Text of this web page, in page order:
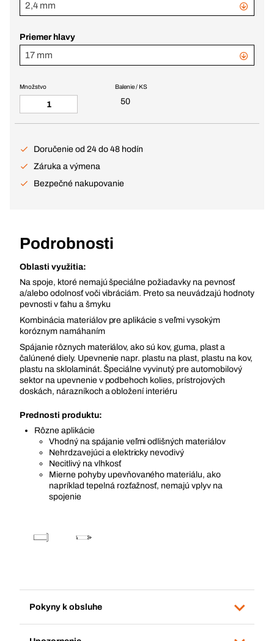
2,4 mm
Priemer hlavy
17 mm
Balenie / KS
50
Množstvo
Doručenie od 24 do 48 hodín
Záruka a výmena
Bezpečné nakupovanie
Podrobnosti
Oblasti využitia:
Na spoje, ktoré nemajú špeciálne požiadavky na pevnosť
a/alebo odolnosť voči vibráciám. Preto sa neuvádzajú hodnoty
pevnosti v ťahu a šmyku
Kombinácia materiálov pre aplikácie s veľmi vysokým
koróznym namáhaním
Spájanie rôznych materiálov, ako sú kov, guma, plast a
čalúnené diely. Upevnenie napr. plastu na plast, plastu na kov,
plastu na sklolaminát. Špeciálne vyvinutý pre automobilový
sektor na upevnenie v podbehoch kolies, prístrojových
doskách, nárazníkoch a obložení interiéru
Prednosti produktu:
Rôzne aplikácie
Vhodný na spájanie veľmi odlišných materiálov
Nehrdzavejúci a elektricky nevodivý
Necitlivý na vlhkosť
Mierne pohyby upevňovaného materiálu, ako
napríklad tepelná rozťažnosť, nemajú vplyv na
spojenie
Pokyny k obsluhe